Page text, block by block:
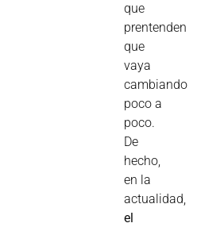
que
prentenden
que
vaya
cambiando
poco a
poco.
De
hecho,
en la
actualidad,
el